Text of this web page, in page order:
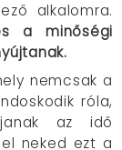
alkalomra.
a minőségi
nemcsak a
róla,
az idő
el neked ezt a